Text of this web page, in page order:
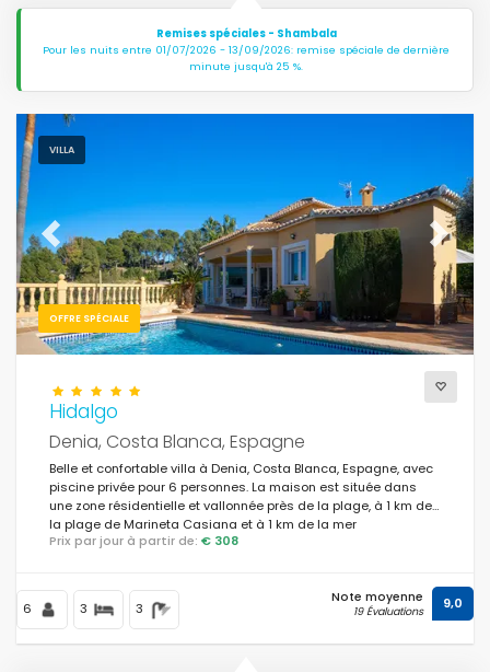
Remises spéciales - Shambala
Pour les nuits entre 01/07/2026 - 13/09/2026: remise spéciale de dernière
minute jusqu'à 25 %.
VILLA
OFFRE SPÉCIALE
Previous Next
Hidalgo
Denia, Costa Blanca, Espagne
Belle et confortable villa à Denia, Costa Blanca, Espagne, avec
piscine privée pour 6 personnes. La maison est située dans
une zone résidentielle et vallonnée près de la plage, à 1 km de
la plage de Marineta Casiana et à 1 km de la mer
Méditerranée.
Prix par jour à partir de: € 308
6 3 3
Note moyenne
19 Évaluations 9,0